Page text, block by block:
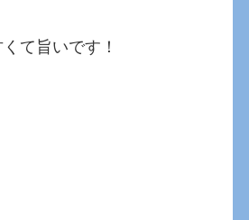
て旨いです！